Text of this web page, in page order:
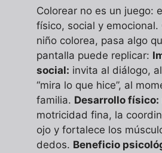
Colorear no es un juego:
físico, social y emocional.
niño colorea, pasa algo
pantalla puede replicar:
social: invita al diálogo,
“mira lo que hice”, al
familia. Desarrollo físico:
motricidad fina, la
ojo y fortalece los
dedos. Beneficio